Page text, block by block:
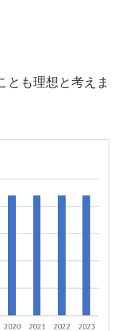
とも理想と考えま